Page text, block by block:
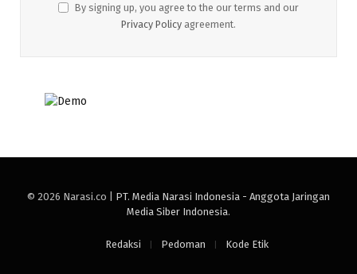
By signing up, you agree to the our terms and our
Privacy Policy agreement.
© 2026 Narasi.co | PT. Media Narasi Indonesia - Anggota Jaringan
Media Siber Indonesia.
Redaksi Pedoman Kode Etik